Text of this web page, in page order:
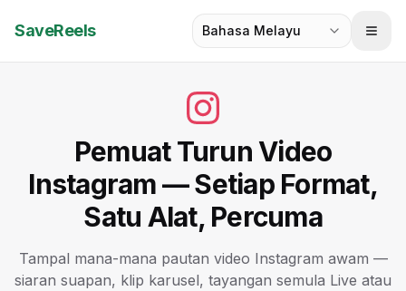
SaveReels Bahasa Melayu
Pemuat Turun Video
Instagram — Setiap Format,
Satu Alat, Percuma
Tampal mana-mana pautan video Instagram awam —
siaran suapan, klip karusel, tayangan semula Live atau